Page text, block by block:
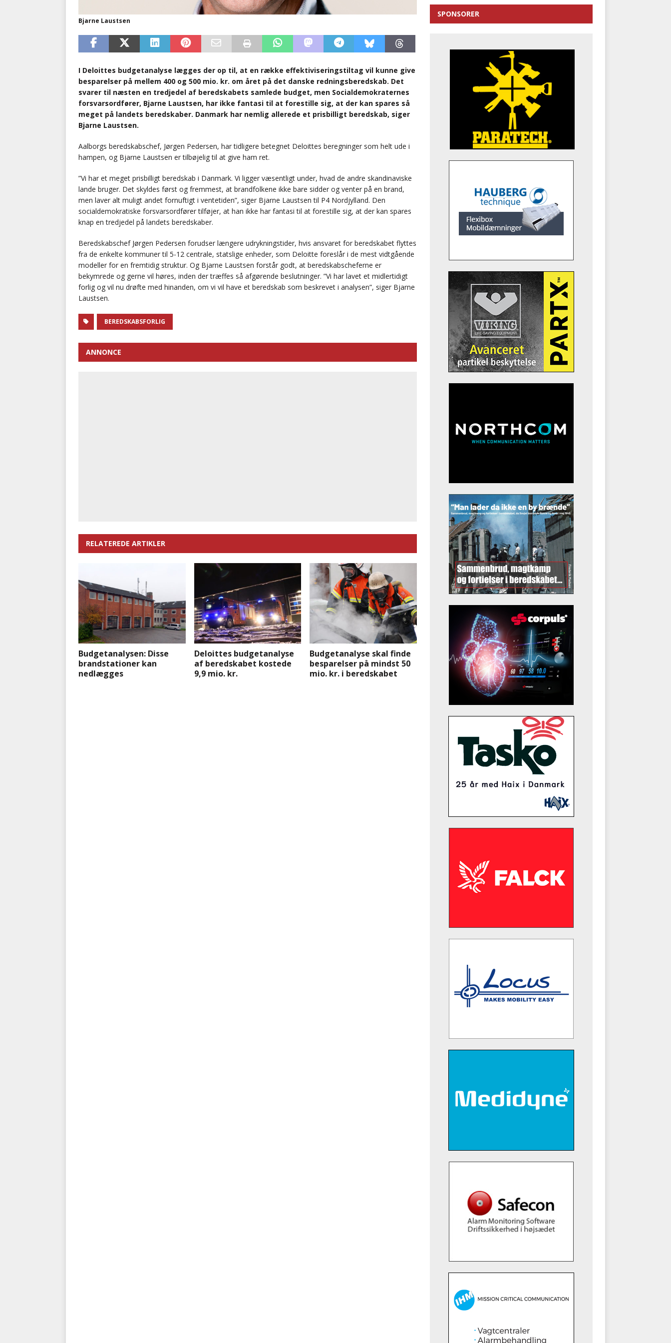
Bjarne Laustsen
I Deloittes budgetanalyse lægges der op til, at en række effektiviseringstiltag vil kunne give
besparelser på mellem 400 og 500 mio. kr. om året på det danske redningsberedskab. Det
svarer til næsten en tredjedel af beredskabets samlede budget, men Socialdemokraternes
forsvarsordfører, Bjarne Laustsen, har ikke fantasi til at forestille sig, at der kan spares så
meget på landets beredskaber. Danmark har nemlig allerede et prisbilligt beredskab, siger
Bjarne Laustsen.
Aalborgs beredskabschef, Jørgen Pedersen, har tidligere betegnet Deloittes beregninger som helt ude i
hampen, og Bjarne Laustsen er tilbøjelig til at give ham ret.
”Vi har et meget prisbilligt beredskab i Danmark. Vi ligger væsentligt under, hvad de andre skandinaviske
lande bruger. Det skyldes først og fremmest, at brandfolkene ikke bare sidder og venter på en brand,
men laver alt muligt andet fornuftigt i ventetiden”, siger Bjarne Laustsen til P4 Nordjylland. Den
socialdemokratiske forsvarsordfører tilføjer, at han ikke har fantasi til at forestille sig, at der kan spares
knap en tredjedel på landets beredskaber.
Beredskabschef Jørgen Pedersen forudser længere udrykningstider, hvis ansvaret for beredskabet flyttes
fra de enkelte kommuner til 5-12 centrale, statslige enheder, som Deloitte foreslår i de mest vidtgående
modeller for en fremtidig struktur. Og Bjarne Laustsen forstår godt, at beredskabscheferne er
bekymrede og gerne vil høres, inden der træffes så afgørende beslutninger. ”Vi har lavet et midlertidigt
forlig og vil nu drøfte med hinanden, om vi vil have et beredskab som beskrevet i analysen”, siger Bjarne
Laustsen.
BEREDSKABSFORLIG
ANNONCE
RELATEREDE ARTIKLER
Budgetanalysen: Disse
brandstationer kan
nedlægges
Deloittes budgetanalyse
af beredskabet kostede
9,9 mio. kr.
Budgetanalyse skal finde
besparelser på mindst 50
mio. kr. i beredskabet
SPONSORER